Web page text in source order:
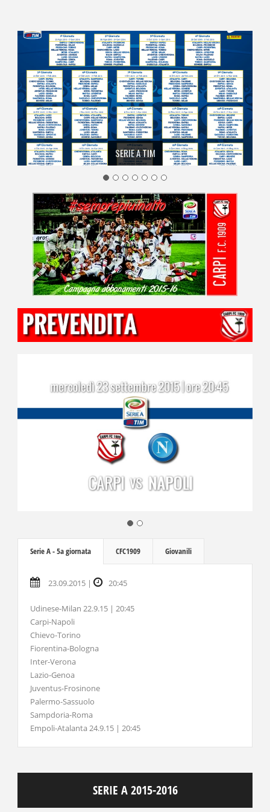
SERIE A TIM
Serie A - 5a giornata CFC1909 Giovanili
23.09.2015 | 20:45
Udinese-Milan 22.9.15 | 20:45
Carpi-Napoli
Chievo-Torino
Fiorentina-Bologna
Inter-Verona
Lazio-Genoa
Juventus-Frosinone
Palermo-Sassuolo
Sampdoria-Roma
Empoli-Atalanta 24.9.15 | 20:45
SERIE A 2015-2016